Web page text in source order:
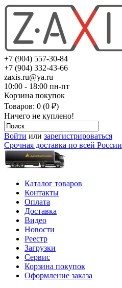
+7 (904) 557-30-84
+7 (904) 332-43-66
zaxis.ru@ya.ru
10:00 - 18:00 пн-пт
Корзина покупок
Товаров: 0 (0 ₽)
Ничего не куплено!
Войти или зарегистрироваться
Срочная доставка по всей России
Каталог товаров
Контакты
Оплата
Доставка
Видео
Новости
Реестр
Загрузки
Сервис
Корзина покупок
Оформление заказа